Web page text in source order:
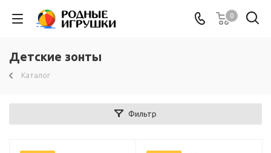
0
Детские зонты
Каталог
Фильтр